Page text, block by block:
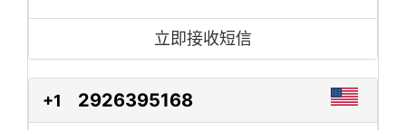
立即接收短信
+1 2926395168